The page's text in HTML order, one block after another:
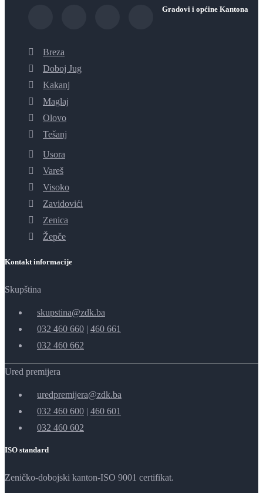
Gradovi i općine Kantona
Breza
Doboj Jug
Kakanj
Maglaj
Olovo
Tešanj
Usora
Vareš
Visoko
Zavidovići
Zenica
Žepče
Kontakt informacije
Skupština
skupstina@zdk.ba
032 460 660 | 460 661
032 460 662
Ured premijera
uredpremijera@zdk.ba
032 460 600 | 460 601
032 460 602
ISO standard
Zeničko-dobojski kanton-ISO 9001 certifikat.